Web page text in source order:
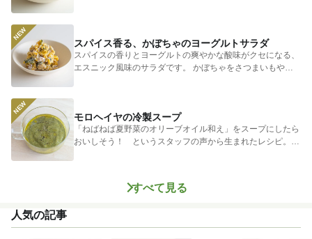
スパイス香る、かぼちゃのヨーグルトサラダ
スパイスの香りとヨーグルトの爽やかな酸味がクセになる、
エスニック風味のサラダです。 かぼちゃをさつまいもやじ
モロヘイヤの冷製スープ
「ねばねば夏野菜のオリーブオイル和え」をスープにしたら
おいしそう！ というスタッフの声から生まれたレシピ。つ
すべて見る
人気の記事